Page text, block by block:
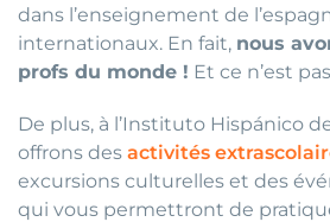
dans l’enseignement de
internationaux. En fait, nous
profs du monde ! Et ce n’est
De plus, à l’Instituto Hispánico
offrons des activités
excursions culturelles et des
qui vous permettront de